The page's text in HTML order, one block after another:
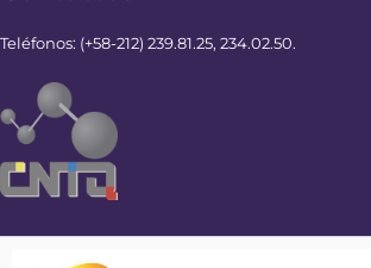
Teléfonos: (+58-212) 239.81.25, 234.02.50.